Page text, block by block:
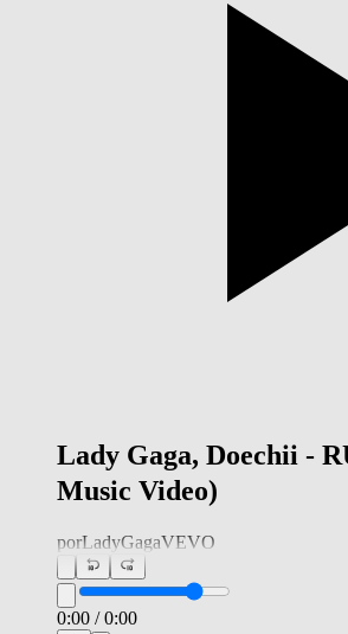
Lady Gaga, Doechii -
Music Video)
porLadyGagaVEVO
0:00 /0:00